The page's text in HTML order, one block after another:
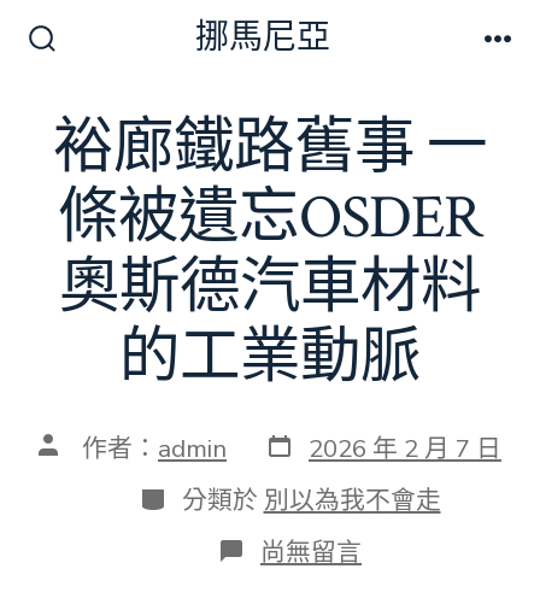
切
換
開
挪馬尼亞
裕廊鐵路舊事 一
條被遺忘OSDER
奧斯德汽車材料
的工業動脈
文 作者： admin 發
表
日
期
2026 年 2 月 7 日
分
類
分類於 別以為我不會走
在
〈裕
尚無留言